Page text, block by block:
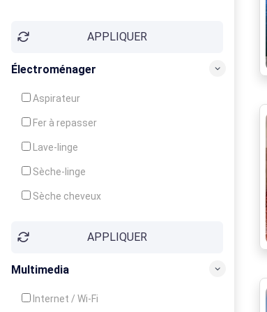
Congélateur
APPLIQUER
Électroménager
Aspirateur
Fer à repasser
Lave-linge
Sèche-linge
Sèche cheveux
APPLIQUER
Multimedia
Internet / Wi-Fi